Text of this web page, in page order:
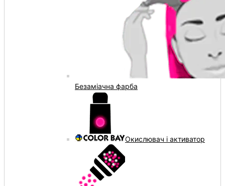
Безаміачна фарба
Окислювач і активатор